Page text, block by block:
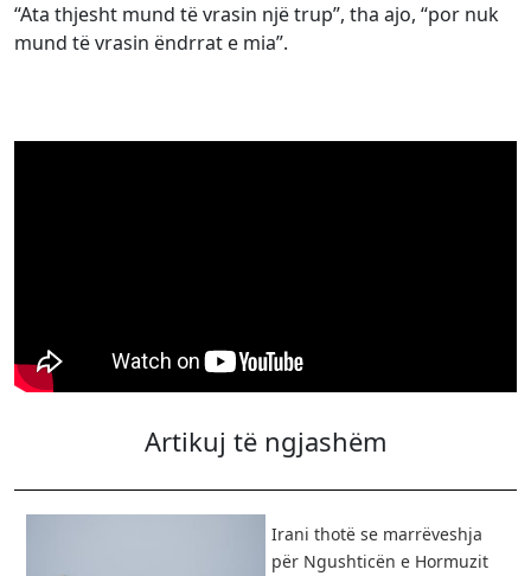
“Ata thjesht mund të vrasin një trup”, tha ajo, “por nuk
mund të vrasin ëndrrat e mia”.
Artikuj të ngjashëm
Irani thotë se marrëveshja
për Ngushticën e Hormuzit